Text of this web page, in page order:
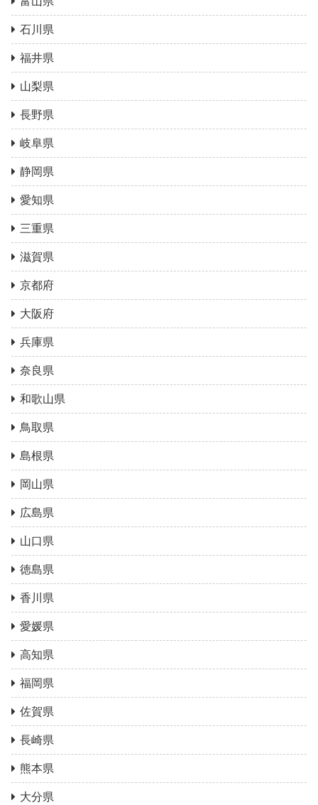
石川県
福井県
山梨県
長野県
岐阜県
静岡県
愛知県
三重県
滋賀県
京都府
大阪府
兵庫県
奈良県
和歌山県
鳥取県
島根県
岡山県
広島県
山口県
徳島県
香川県
愛媛県
高知県
福岡県
佐賀県
長崎県
熊本県
大分県